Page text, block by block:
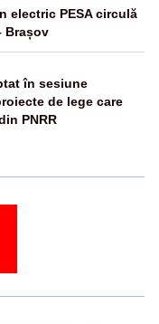
electric PESA circulă
Brașov
în sesiune
de lege care
PNRR